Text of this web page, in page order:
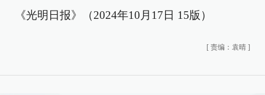
《光明日报》（2024年10月17日 15版）
[ 责编：袁晴 ]